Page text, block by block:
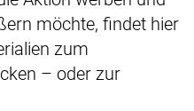
möchte, findet hier
zum
– oder zur